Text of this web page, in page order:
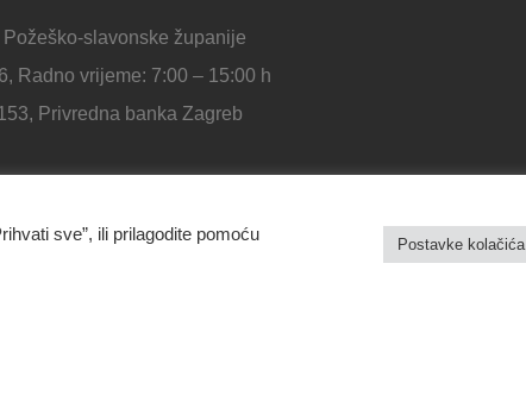
slavonske županije
Radno vrijeme: 7:00 – 15:00 h
Privredna banka Zagreb
Požega
Izjava o pristupačnosti
sve”, ili prilagodite pomoću
Postavke kolačića